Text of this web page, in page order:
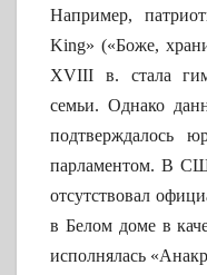
Например,
King» («Боже,
XVIII в. стала
семьи. Однако
подтверждалось
парламентом. В
отсутствовал
в Белом доме в
исполнялась